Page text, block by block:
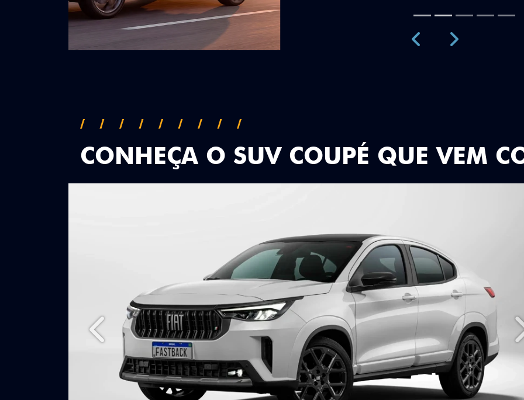
PreviousNext
CONHEÇA O SUV COUPÉ QUE VEM
Anterior